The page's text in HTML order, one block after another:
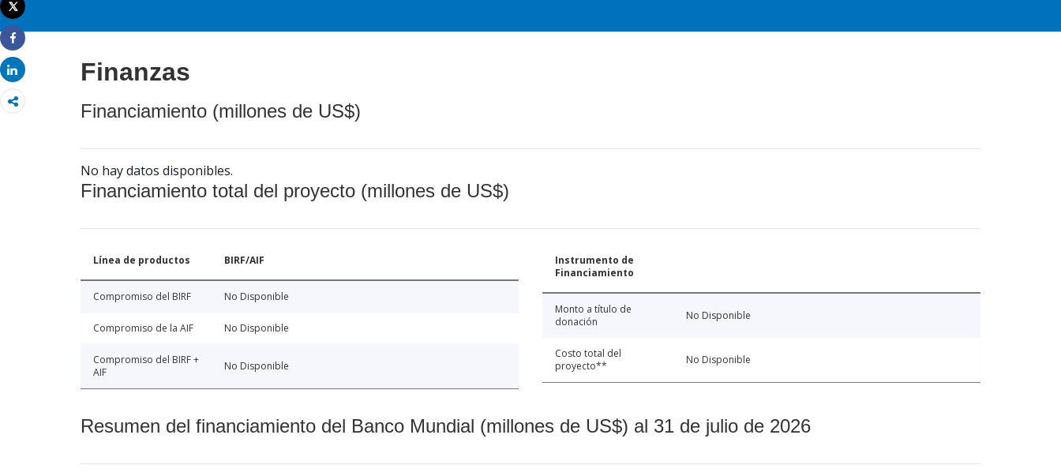
Imprimir
Tweet
Share
Share
Finanzas
Financiamiento (millones de US$)
No hay datos disponibles.
Financiamiento total del proyecto (millones de US$)
Línea de productos BIRF/AIF
Compromiso del BIRF No Disponible
Compromiso de la AIF No Disponible
Compromiso del BIRF +
AIF
No Disponible
Instrumento de
Financiamiento
Monto a título de
donación
No Disponible
Costo total del
proyecto**
No Disponible
Resumen del financiamiento del Banco Mundial (millones de US$) al 31 de julio de 2026